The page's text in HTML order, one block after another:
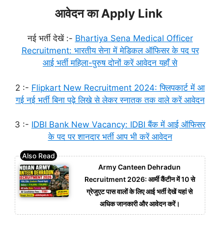
आवेदन का Apply Link
नई भर्ती देखें :- Bhartiya Sena Medical Officer
Recruitment: भारतीय सेना में मेडिकल ऑफिसर के पद पर
आई भर्ती महिला-पुरुष दोनों करें आवेदन यहाँ से
2 :- Flipkart New Recruitment 2024: फ्लिपकार्ट में आ
गई नई भर्ती बिना पढ़े लिखे से लेकर स्नातक तक वाले करें आवेदन
3 :- IDBI Bank New Vacancy: IDBI बैंक में आई ऑफिसर
के पद पर शानदार भर्ती आप भी करें आवेदन
Army Canteen Dehradun
Recruitment 2026: आर्मी कैंटीन में 10 से
ग्रेजुएट पास वालों के लिए आई भर्ती देखें यहां से
अधिक जानकारी और आवेदन करें।